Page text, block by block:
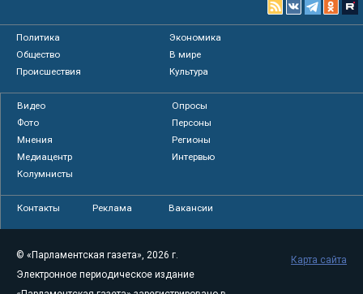
Политика
Экономика
Общество
В мире
Происшествия
Культура
Видео
Опросы
Фото
Персоны
Мнения
Регионы
Медиацентр
Интервью
Колумнисты
Контакты Реклама Вакансии
© «Парламентская газета», 2026 г.
Электронное периодическое издание
Карта сайта